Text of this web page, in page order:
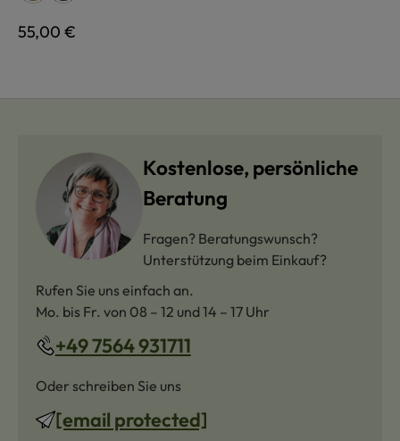
Regulärer Preis:
55,00 €
Kostenlose, persönliche
Beratung
Fragen? Beratungswunsch?
Unterstützung beim Einkauf?
Rufen Sie uns einfach an.
Mo. bis Fr. von 08 – 12 und 14 – 17 Uhr
+49 7564 931711
Oder schreiben Sie uns
[email protected]